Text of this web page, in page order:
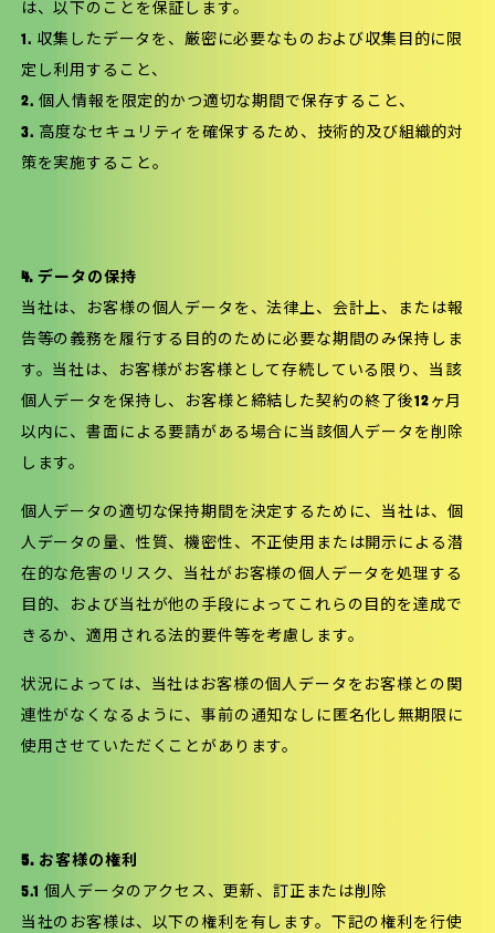
は、以下のことを保証します。
1. 収集したデータを、厳密に必要なものおよび収集目的に限
定し利用すること、
2. 個人情報を限定的かつ適切な期間で保存すること、
3. 高度なセキュリティを確保するため、技術的及び組織的対
策を実施すること。
4. データの保持
当社は、お客様の個人データを、法律上、会計上、または報
告等の義務を履行する目的のために必要な期間のみ保持しま
す。当社は、お客様がお客様として存続している限り、当該
個人データを保持し、お客様と締結した契約の終了後12ヶ月
以内に、書面による要請がある場合に当該個人データを削除
します。
個人データの適切な保持期間を決定するために、当社は、個
人データの量、性質、機密性、不正使用または開示による潜
在的な危害のリスク、当社がお客様の個人データを処理する
目的、および当社が他の手段によってこれらの目的を達成で
きるか、適用される法的要件等を考慮します。
状況によっては、当社はお客様の個人データをお客様との関
連性がなくなるように、事前の通知なしに匿名化し無期限に
使用させていただくことがあります。
5. お客様の権利
5.1 個人データのアクセス、更新、訂正または削除
当社のお客様は、以下の権利を有します。下記の権利を行使